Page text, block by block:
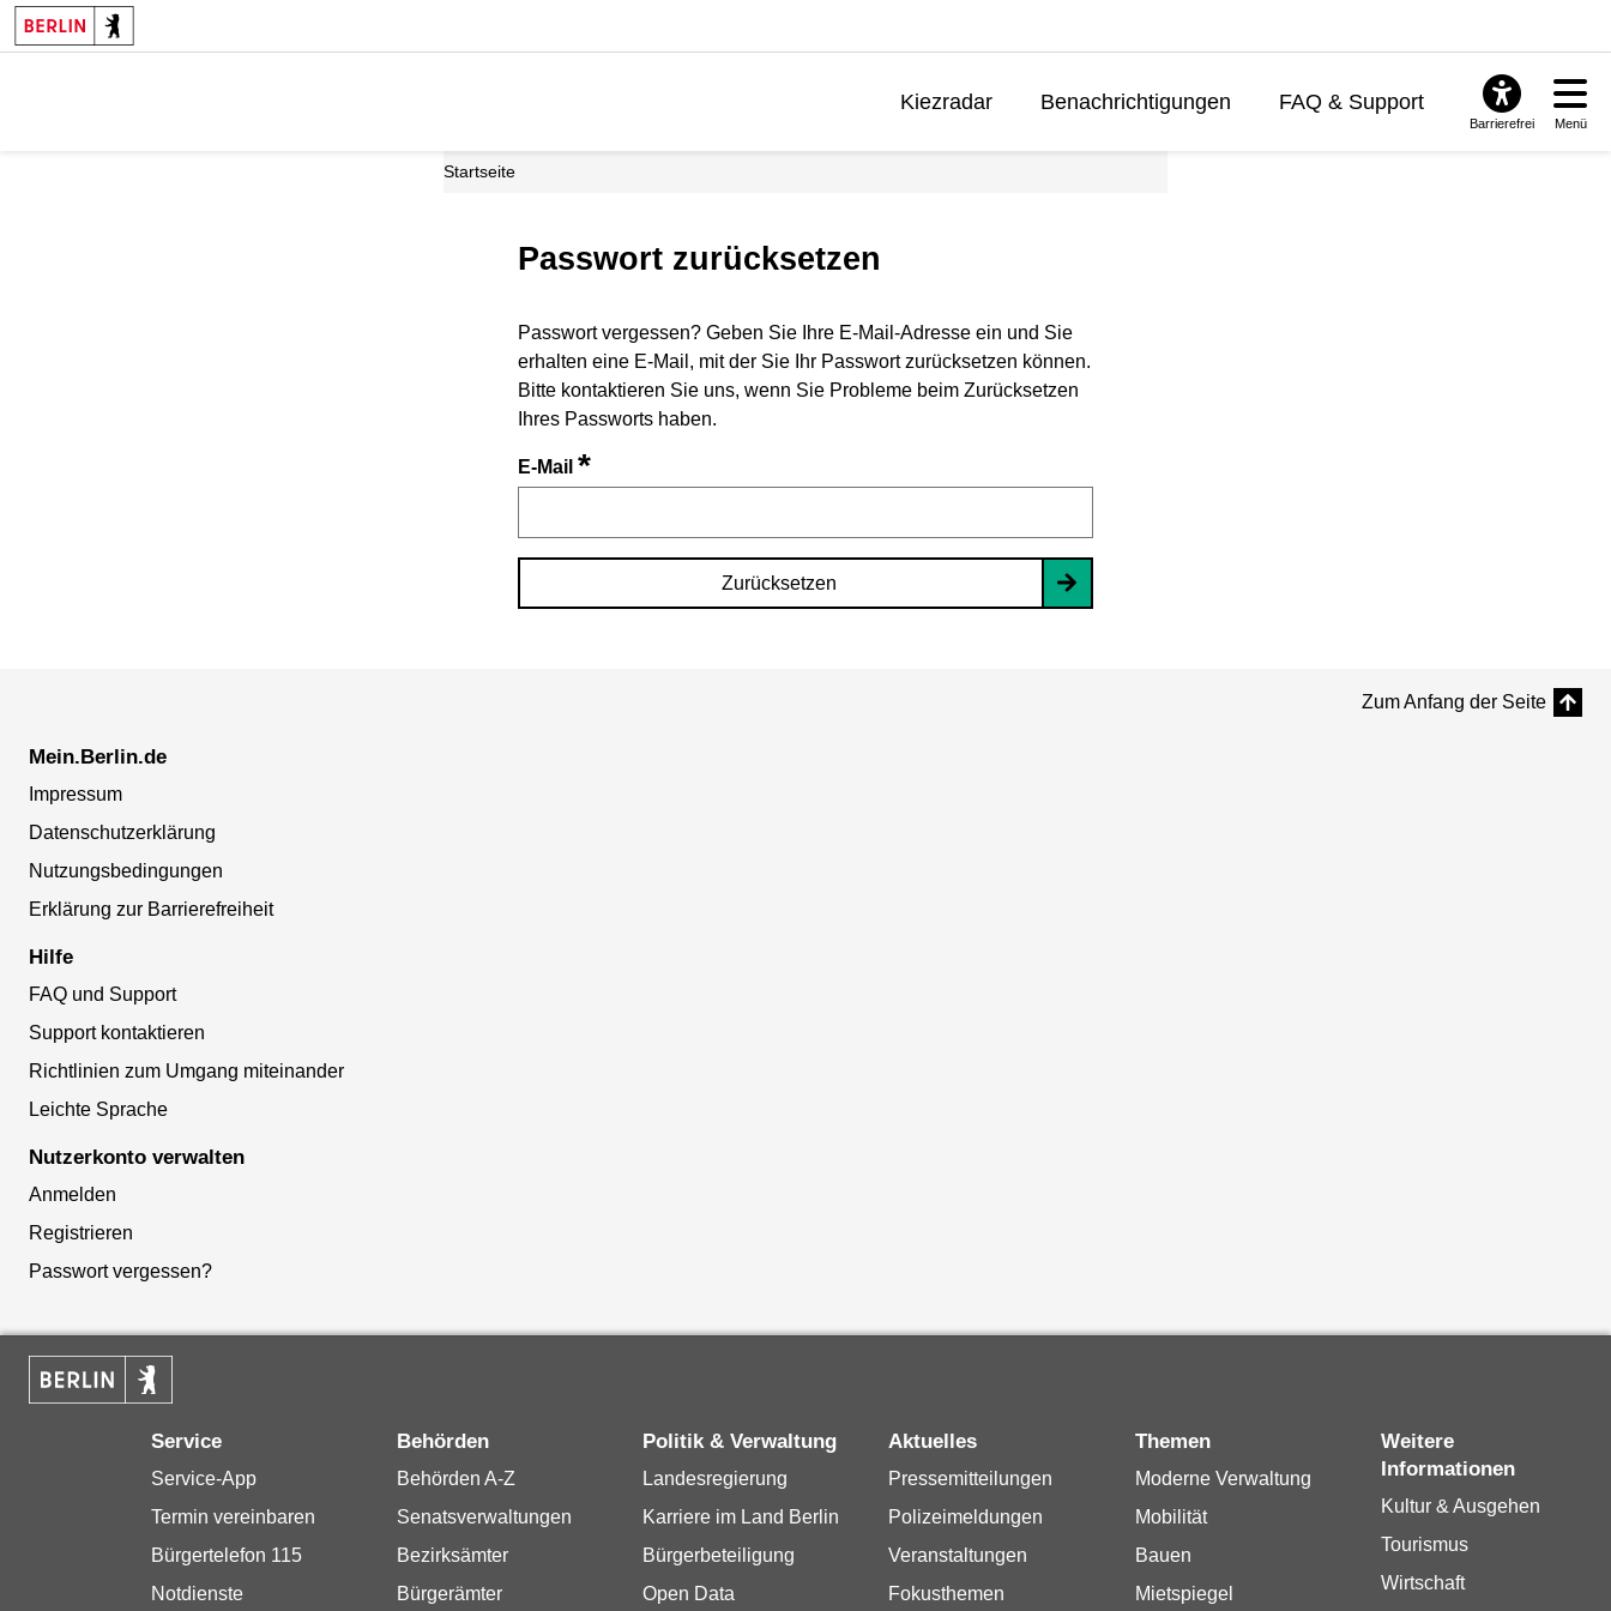
Kiezradar Benachrichtigungen FAQ & Support
Barrierefrei Menü
Startseite
Passwort zurücksetzen
Passwort vergessen? Geben Sie Ihre E-Mail-Adresse ein und Sie
erhalten eine E-Mail, mit der Sie Ihr Passwort zurücksetzen können.
Bitte kontaktieren Sie uns, wenn Sie Probleme beim Zurücksetzen
Ihres Passworts haben.
E-Mail *
Zurücksetzen
Zum Anfang der Seite
Mein.Berlin.de
Impressum
Datenschutzerklärung
Nutzungsbedingungen
Erklärung zur Barrierefreiheit
Hilfe
FAQ und Support
Support kontaktieren
Richtlinien zum Umgang miteinander
Leichte Sprache
Nutzerkonto verwalten
Anmelden
Registrieren
Passwort vergessen?
Service
Service-App
Termin vereinbaren
Bürgertelefon 115
Notdienste
Behörden
Behörden A-Z
Senatsverwaltungen
Bezirksämter
Bürgerämter
Politik & Verwaltung
Landesregierung
Karriere im Land Berlin
Bürgerbeteiligung
Open Data
Aktuelles
Pressemitteilungen
Polizeimeldungen
Veranstaltungen
Fokusthemen
Themen
Moderne Verwaltung
Mobilität
Bauen
Mietspiegel
Weitere
Informationen
Kultur & Ausgehen
Tourismus
Wirtschaft